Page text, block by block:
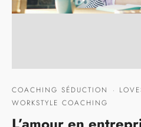
COACHING SÉDUCTION ·
WORKSTYLE COACHING